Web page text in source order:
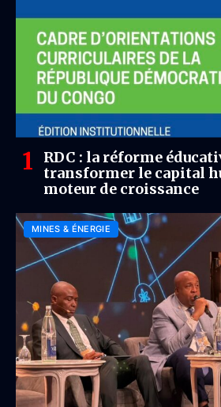
RDC : la réforme
transformer le capital
moteur de croissance
MINES & ÉNERGIE